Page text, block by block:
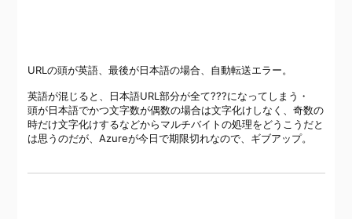
URLの頭が英語、最後が日本語の場合、自動転送エラー。
英語が混じると、日本語URL部分が全て???になってしまう・
頭が日本語でかつ文字数が偶数の場合は文字化けしなく、奇数の
時だけ文字化けするなどからマルチバイトの処理をどうこうだと
は思うのだが、Azureが今日で期限切れなので、ギブアップ。